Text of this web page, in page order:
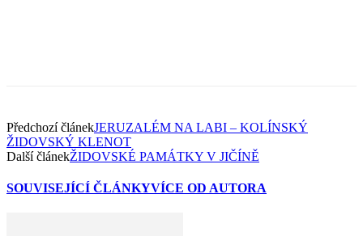
Předchozí článekJERUZALÉM NA LABI – KOLÍNSKÝ
ŽIDOVSKÝ KLENOT
Další článekŽIDOVSKÉ PAMÁTKY V JIČÍNĚ
SOUVISEJÍCÍ ČLÁNKYVÍCE OD AUTORA